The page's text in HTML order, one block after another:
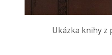
Ukázka knihy